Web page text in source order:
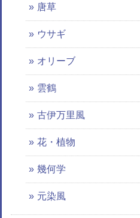
唐草
ウサギ
オリーブ
雲鶴
古伊万里風
花・植物
幾何学
元染風